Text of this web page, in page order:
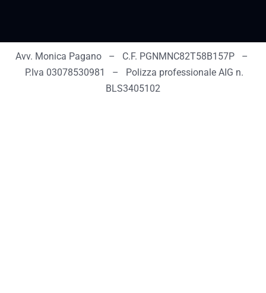
Avv. Monica Pagano – C.F. PGNMNC82T58B157P –
P.Iva 03078530981 – Polizza professionale AIG n.
BLS3405102